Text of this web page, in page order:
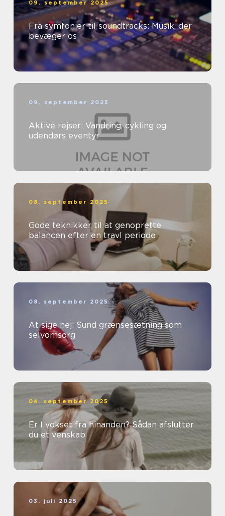
09. september 2025
Fra symfonier til soundtracks: Musik, der
bevæger os
09. september 2025
Aktive rejser: Vandring, cykling og
udendørs eventyr
08. september 2025
Gode teknikker til at genoprette
balancen efter en travl periode
08. september 2025
At sige nej: Sund grænsesætning som
selvomsorg
04. september 2025
Er I vokset fra hinanden? Sådan afslutter
du et venskab
03. juli 2025